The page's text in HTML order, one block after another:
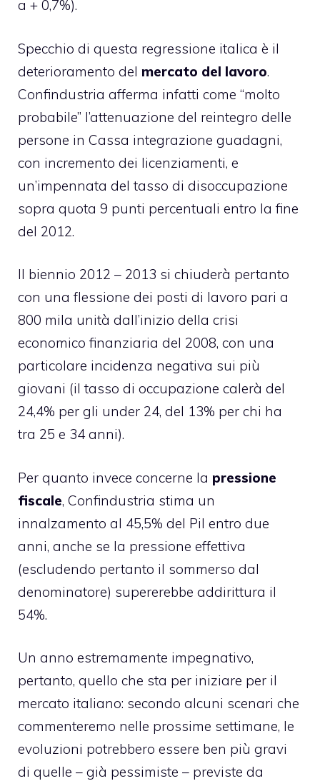
a + 0,7%).
Specchio di questa regressione italica è il
deterioramento del mercato del lavoro.
Confindustria afferma infatti come “molto
probabile” l’attenuazione del reintegro delle
persone in Cassa integrazione guadagni,
con incremento dei licenziamenti, e
un’impennata del tasso di disoccupazione
sopra quota 9 punti percentuali entro la fine
del 2012.
Il biennio 2012 – 2013 si chiuderà pertanto
con una flessione dei posti di lavoro pari a
800 mila unità dall’inizio della crisi
economico finanziaria del 2008, con una
particolare incidenza negativa sui più
giovani (il tasso di occupazione calerà del
24,4% per gli under 24, del 13% per chi ha
tra 25 e 34 anni).
Per quanto invece concerne la pressione
fiscale, Confindustria stima un
innalzamento al 45,5% del Pil entro due
anni, anche se la pressione effettiva
(escludendo pertanto il sommerso dal
denominatore) supererebbe addirittura il
54%.
Un anno estremamente impegnativo,
pertanto, quello che sta per iniziare per il
mercato italiano: secondo alcuni scenari che
commenteremo nelle prossime settimane, le
evoluzioni potrebbero essere ben più gravi
di quelle – già pessimiste – previste da